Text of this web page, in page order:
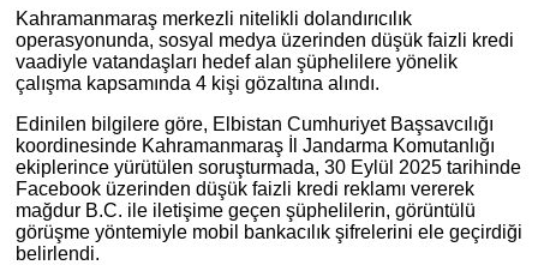
Kahramanmaraş merkezli nitelikli dolandırıcılık
operasyonunda, sosyal medya üzerinden düşük faizli kredi
vaadiyle vatandaşları hedef alan şüphelilere yönelik
çalışma kapsamında 4 kişi gözaltına alındı.
Edinilen bilgilere göre, Elbistan Cumhuriyet Başsavcılığı
koordinesinde Kahramanmaraş İl Jandarma Komutanlığı
ekiplerince yürütülen soruşturmada, 30 Eylül 2025 tarihinde
Facebook üzerinden düşük faizli kredi reklamı vererek
mağdur B.C. ile iletişime geçen şüphelilerin, görüntülü
görüşme yöntemiyle mobil bankacılık şifrelerini ele geçirdiği
belirlendi.